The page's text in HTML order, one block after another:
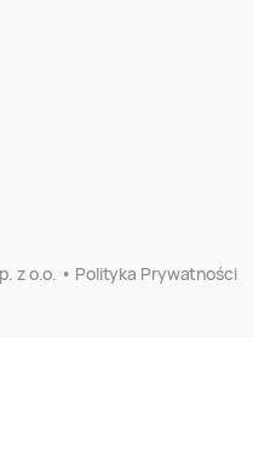
z o.o. • Polityka Prywatności